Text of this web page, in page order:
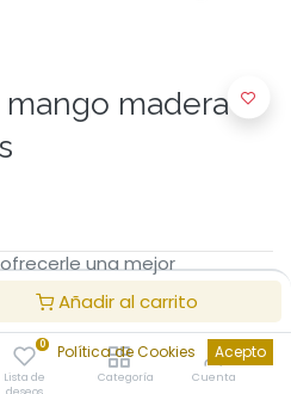
Añadir al carrito
0
Lista de
Categoría Cuenta
madera
al Carrito
una mejor
Política de Cookies Acepto